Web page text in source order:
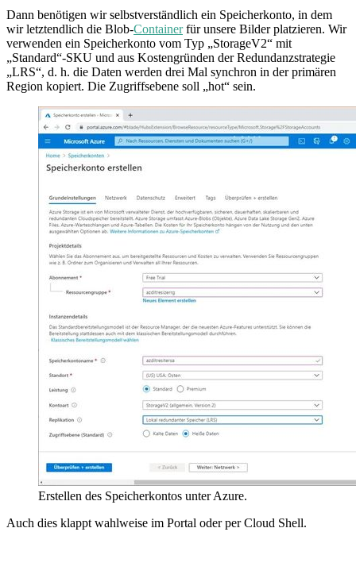
Dann benötigen wir selbstverständlich ein Speicherkonto, in dem
wir letztendlich die Blob-Containerfür unsere Bilder platzieren. Wir
verwenden ein Speicherkonto vom Typ „StorageV2“ mit
„Standard“-SKU und aus Kostengründen der Redundanzstrategie
„LRS“, d. h. die Daten werden drei Mal synchron in der primären
Region kopiert. Die Zugriffsebene soll „hot“ sein.
Erstellen des Speicherkontos unter Azure.
Auch dies klappt wahlweise im Portal oder per Cloud Shell.